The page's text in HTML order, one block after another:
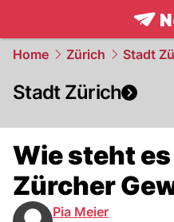
Home Zürich Stadt
Stadt Zürich
Wie steht
Zürcher
Pia Meier